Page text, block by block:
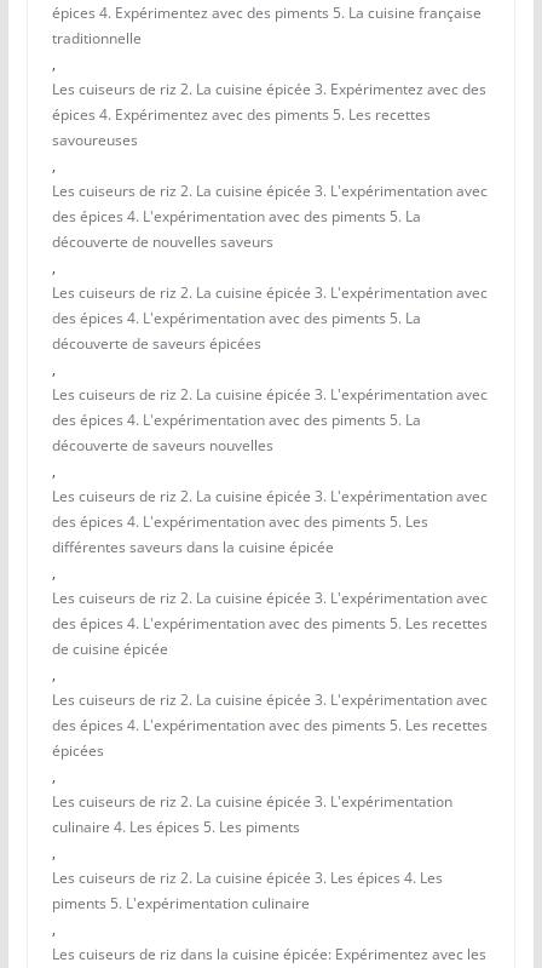
épices 4. Expérimentez avec des piments 5. La cuisine française
traditionnelle
,
Les cuiseurs de riz 2. La cuisine épicée 3. Expérimentez avec des
épices 4. Expérimentez avec des piments 5. Les recettes
savoureuses
,
Les cuiseurs de riz 2. La cuisine épicée 3. L'expérimentation avec
des épices 4. L'expérimentation avec des piments 5. La
découverte de nouvelles saveurs
,
Les cuiseurs de riz 2. La cuisine épicée 3. L'expérimentation avec
des épices 4. L'expérimentation avec des piments 5. La
découverte de saveurs épicées
,
Les cuiseurs de riz 2. La cuisine épicée 3. L'expérimentation avec
des épices 4. L'expérimentation avec des piments 5. La
découverte de saveurs nouvelles
,
Les cuiseurs de riz 2. La cuisine épicée 3. L'expérimentation avec
des épices 4. L'expérimentation avec des piments 5. Les
différentes saveurs dans la cuisine épicée
,
Les cuiseurs de riz 2. La cuisine épicée 3. L'expérimentation avec
des épices 4. L'expérimentation avec des piments 5. Les recettes
de cuisine épicée
,
Les cuiseurs de riz 2. La cuisine épicée 3. L'expérimentation avec
des épices 4. L'expérimentation avec des piments 5. Les recettes
épicées
,
Les cuiseurs de riz 2. La cuisine épicée 3. L'expérimentation
culinaire 4. Les épices 5. Les piments
,
Les cuiseurs de riz 2. La cuisine épicée 3. Les épices 4. Les
piments 5. L'expérimentation culinaire
,
Les cuiseurs de riz dans la cuisine épicée: Expérimentez avec les